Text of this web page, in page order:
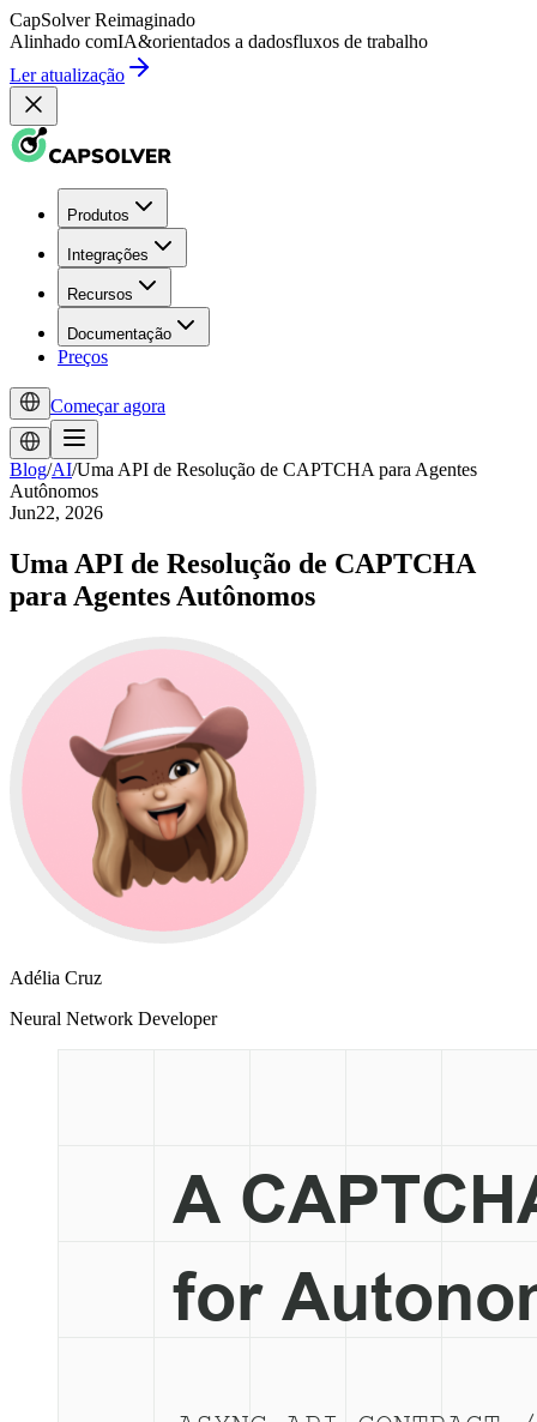
CapSolver Reimaginado
Alinhado comIA&orientados a dadosfluxos de trabalho
Ler atualização
Produtos
Integrações
Recursos
Documentação
Preços
Começar agora
Blog/AI/Uma API de Resolução de CAPTCHA para Agentes
Autônomos
Jun22, 2026
Uma API de Resolução de CAPTCHA
para Agentes Autônomos
Adélia Cruz
Neural Network Developer